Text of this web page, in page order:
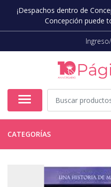
¡Despachos dentro de
Concepción puede
CATEGORÍAS